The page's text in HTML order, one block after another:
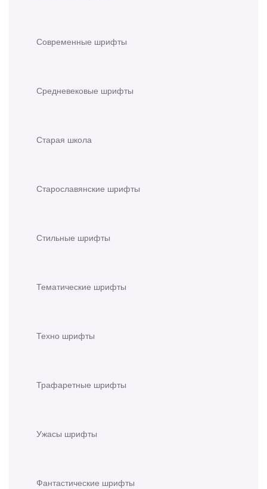
Современные шрифты
Средневековые шрифты
Старая школа
Старославянские шрифты
Стильные шрифты
Тематические шрифты
Техно шрифты
Трафаретные шрифты
Ужасы шрифты
Фантастические шрифты